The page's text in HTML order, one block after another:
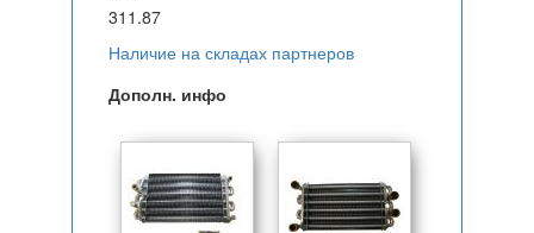
311.87
Наличие на складах партнеров
Дополн. инфо